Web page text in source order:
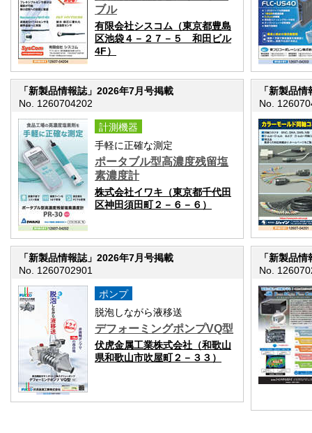
ブル
有限会社シスコム（東京都豊島
区池袋４－２７－５ 和田ビル
4F）
「新製品情報誌」2026年7月号掲載
No. 1260704202
計測機器
手軽に正確な測定
ポータブル型高濃度残留塩
素濃度計
株式会社イワキ（東京都千代田
区神田須田町２－６－６）
「新製品
No.
「新製品情報誌」2026年7月号掲載
No. 1260702901
ポンプ
脱泡しながら液移送
デフォーミングポンプVQ型
伏虎金属工業株式会社（和歌山
県和歌山市吹屋町２－３３）
「新製品
No.